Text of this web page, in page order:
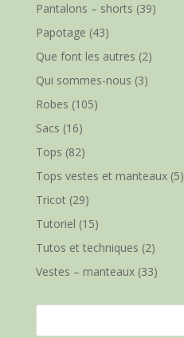
Pantalons – shorts (39)
Papotage (43)
Que font les autres (2)
Qui sommes-nous (3)
Robes (105)
Sacs (16)
Tops (82)
Tops vestes et manteaux(5)
Tricot(29)
Tutoriel (15)
Tutos et techniques (2)
Vestes – manteaux(33)